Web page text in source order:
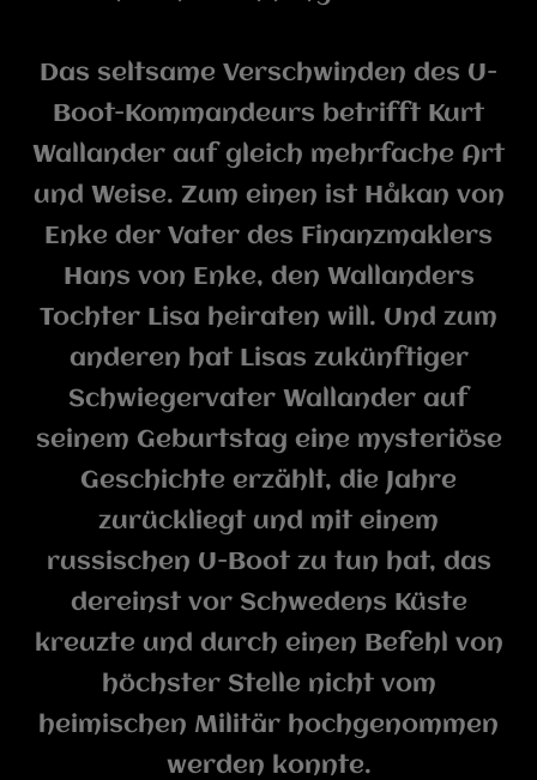
Das seltsame Verschwinden des U-
Boot-Kommandeurs betrifft Kurt
Wallander auf gleich mehrfache Art
und Weise. Zum einen ist Håkan von
Enke der Vater des Finanzmaklers
Hans von Enke, den Wallanders
Tochter Lisa heiraten will. Und zum
anderen hat Lisas zukünftiger
Schwiegervater Wallander auf
seinem Geburtstag eine mysteriöse
Geschichte erzählt, die Jahre
zurückliegt und mit einem
russischen U-Boot zu tun hat, das
dereinst vor Schwedens Küste
kreuzte und durch einen Befehl von
höchster Stelle nicht vom
heimischen Militär hochgenommen
werden konnte.